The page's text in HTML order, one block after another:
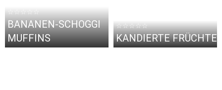
☆☆☆☆☆
BANANEN-SCHOGGI
MUFFINS
☆☆☆☆☆
KANDIERTE FRÜCHTE